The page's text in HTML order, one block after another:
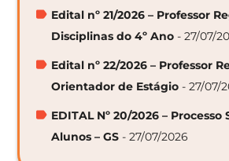
Edital nº 21/2026 – Professor
Disciplinas do 4º Ano - 27/07/
Edital nº 22/2026 – Professor
Orientador de Estágio - 27/07/
EDITAL Nº 20/2026 – Processo
Alunos – GS - 27/07/2026